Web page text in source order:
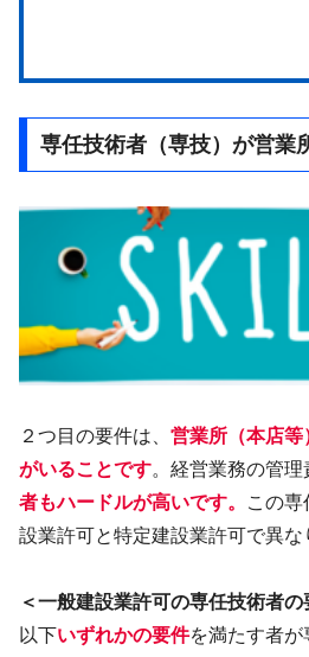
専任技術者（専技）が営業
２つ目の要件は、 営業所（本店等
がいることです。経営業務の管
者もハードルが高いです。
この専
設業許可と特定建設業許可で異な
＜一般建設業許可の専任技術者の
以下いずれかの要件を満たす者が